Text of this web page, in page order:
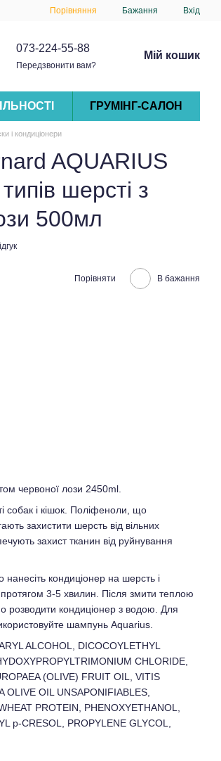
Порівняння Бажання Вхід
073-224-55-88
Передзвонити вам?
Мій кошик
ГРУМІНГ-САЛОН
і кондиціонери
AQUARIUS
шерсті з
500мл
Порівняти В бажання
червоної лози 2450ml.
собак і кішок. Поліфеноли, що
захистити шерсть від вільних
захист тканин від руйнування
кондиціонер на шерсть і
3-5 хвилин. Після змити теплою
розводити кондиціонер з водою. Для
шампунь Aquarius.
ALCOHOL, DICOCOYLETHYL
CHLORIDE,
(OLIVE) FRUIT OIL, VITIS
OLIVE OIL UNSAPONIFIABLES,
PROTEIN, PHENOXYETHANOL,
p-CRESOL, PROPYLENE GLYCOL,